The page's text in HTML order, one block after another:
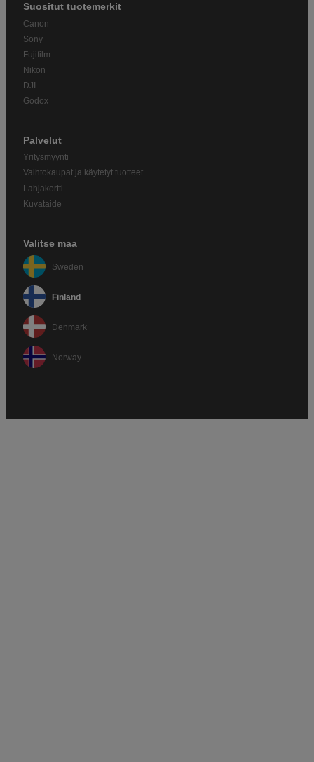
Suositut tuotemerkit
Canon
Sony
Fujifilm
Nikon
DJI
Godox
Palvelut
Yritysmyynti
Vaihtokaupat ja käytetyt tuotteet
Lahjakortti
Kuvataide
Valitse maa
Sweden
Finland
Denmark
Norway